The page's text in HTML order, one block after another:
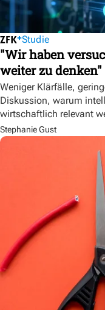
Studie
"Wir haben
weiter zu denken"
Weniger Klärfälle,
Diskussion, warum
wirtschaftlich relevant
Stephanie Gust